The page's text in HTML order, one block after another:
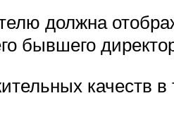
должна
бывшего
качеств